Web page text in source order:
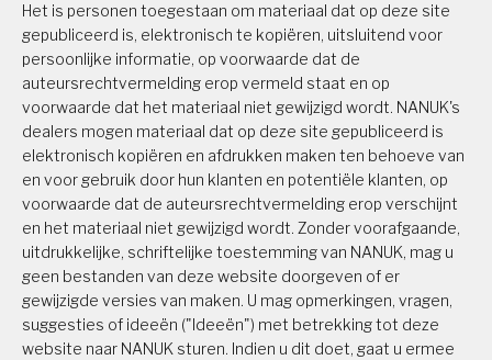
Het is personen toegestaan om materiaal dat op deze site
gepubliceerd is, elektronisch te kopiëren, uitsluitend voor
persoonlijke informatie, op voorwaarde dat de
auteursrechtvermelding erop vermeld staat en op
voorwaarde dat het materiaal niet gewijzigd wordt. NANUK's
dealers mogen materiaal dat op deze site gepubliceerd is
elektronisch kopiëren en afdrukken maken ten behoeve van
en voor gebruik door hun klanten en potentiële klanten, op
voorwaarde dat de auteursrechtvermelding erop verschijnt
en het materiaal niet gewijzigd wordt. Zonder voorafgaande,
uitdrukkelijke, schriftelijke toestemming van NANUK, mag u
geen bestanden van deze website doorgeven of er
gewijzigde versies van maken. U mag opmerkingen, vragen,
suggesties of ideeën ("Ideeën") met betrekking tot deze
website naar NANUK sturen. Indien u dit doet, gaat u ermee